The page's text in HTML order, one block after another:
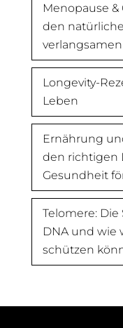
Menopause &
den
Longevity-
Leben
Ernährung
den richtigen
Gesundheit
Telomere:
DNA und wie
schützen